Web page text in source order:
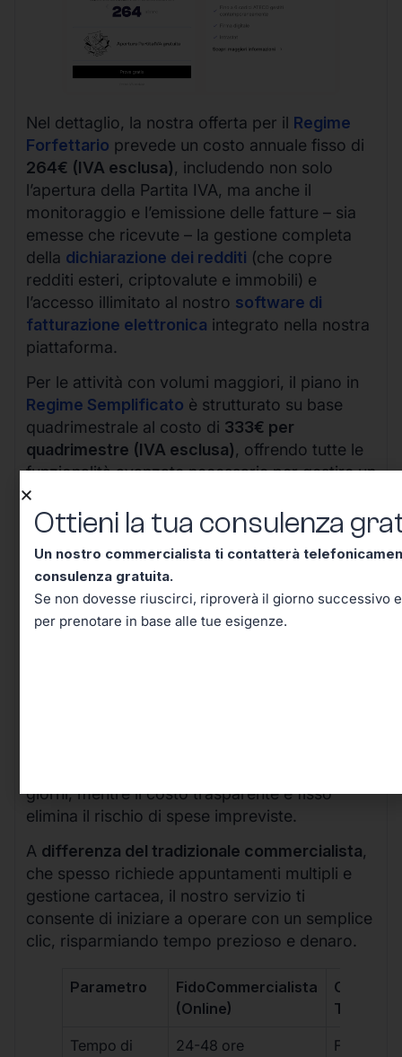
Nel dettaglio, la nostra offerta per il Regime
Forfettario prevede un costo annuale fisso di
264€ (IVA esclusa), includendo non solo
l’apertura della Partita IVA, ma anche il
monitoraggio e l’emissione delle fatture – sia
emesse che ricevute – la gestione completa
della dichiarazione dei redditi (che copre
redditi esteri, criptovalute e immobili) e
l’accesso illimitato al nostro software di
fatturazione elettronica integrato nella nostra
piattaforma.
Per le attività con volumi maggiori, il piano in
Regime Semplificato è strutturato su base
quadrimestrale al costo di 333€ per
quadrimestre (IVA esclusa), offrendo tutte le
funzionalità avanzate necessarie per gestire un
business in crescita.
giorni, mentre il costo trasparente e fisso
elimina il rischio di spese impreviste.
A differenza del tradizionale commercialista,
che spesso richiede appuntamenti multipli e
gestione cartacea, il nostro servizio ti
consente di iniziare a operare con un semplice
clic, risparmiando tempo prezioso e denaro.
Parametro
FidoCommercialista
(Online)
Tempo di
24-48 ore Fino a 30
Ottieni la tua consulenza
Un nostro commercialista ti contatterà
consulenza gratuita.
Se non dovesse riuscirci, riproverà il giorno successivo
per prenotare in base alle tue esigenze.